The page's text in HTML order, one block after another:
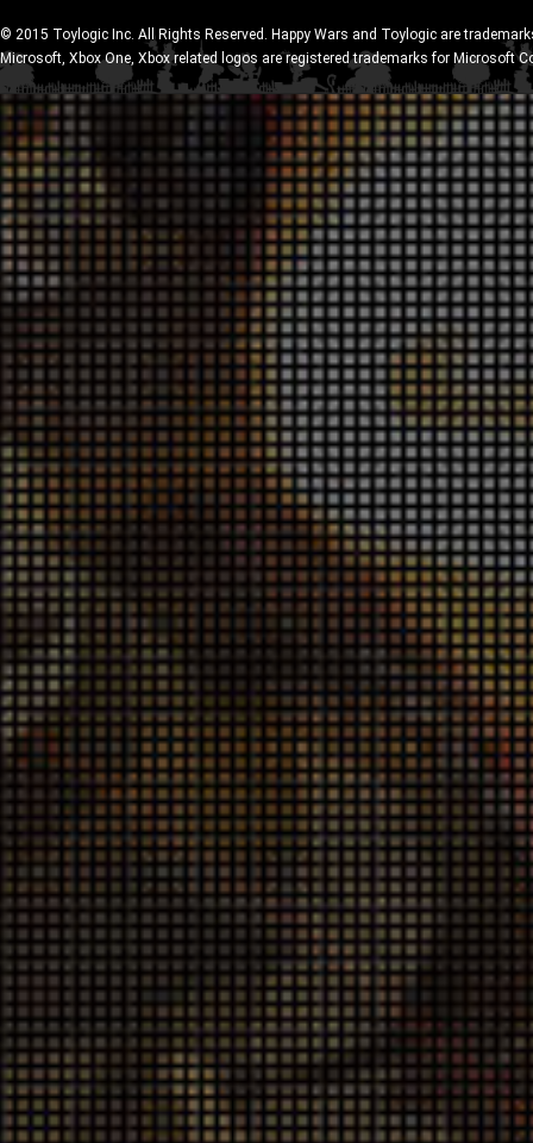
© 2015 Toylogic Inc. All Rights Reserved. Happy Wars and Toylogic are
Microsoft, Xbox One, Xbox related logos are registered trademarks for Microsoft